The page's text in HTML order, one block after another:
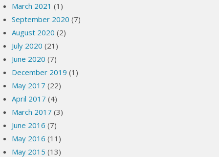
March 2021 (1)
September 2020 (7)
August 2020 (2)
July 2020 (21)
June 2020 (7)
December 2019 (1)
May 2017 (22)
April 2017 (4)
March 2017 (3)
June 2016 (7)
May 2016 (11)
May 2015 (13)